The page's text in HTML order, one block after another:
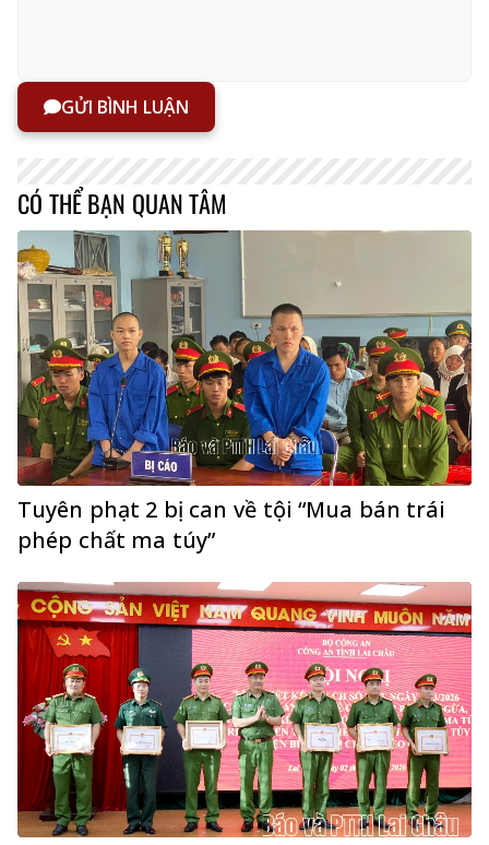
GỬI BÌNH LUẬN
CÓ THỂ BẠN QUAN TÂM
Tuyên phạt 2 bị can về tội “Mua bán trái
phép chất ma túy”